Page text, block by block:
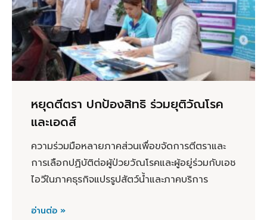
หยุดตีตรา ปกป้องสิทธิ ร่วมยุติวัณโรค
และเอดส์
ความร่วมมือหลายภาคส่วนเพื่อขจัดการตีตราและ
การเลือกปฏิบัติต่อผู้ป่วยวัณโรคและผู้อยู่ร่วมกับเอช
ไอวีในภาคธุรกิจแปรรูปสัตว์น้ำและภาคบริการ
อ่านต่อ »